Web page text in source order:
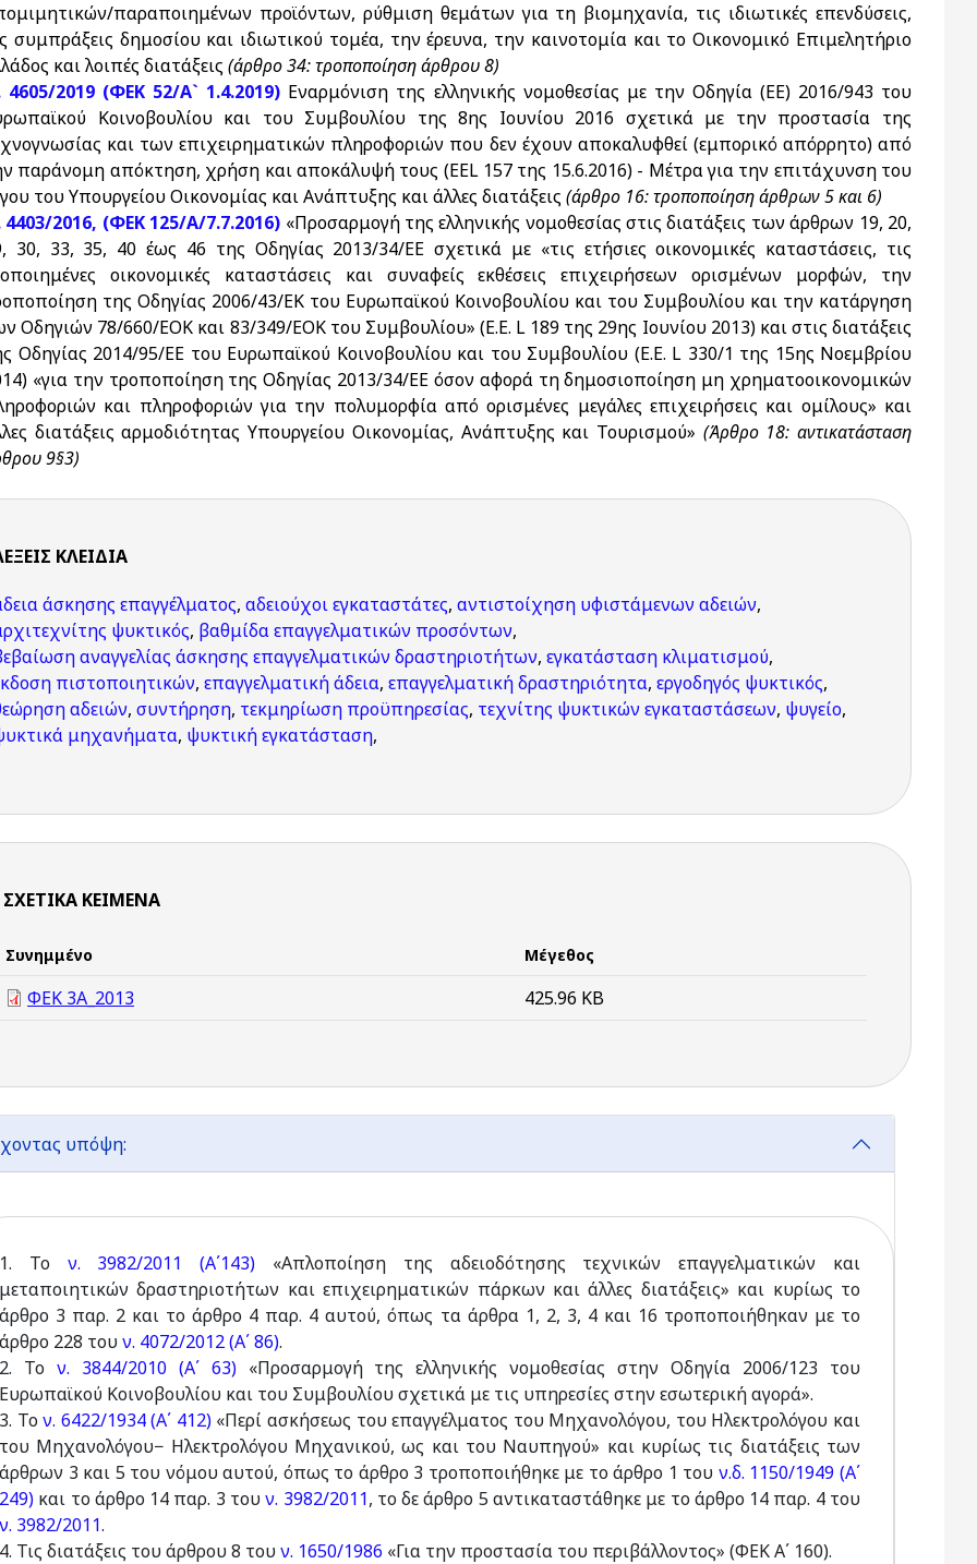
παραποιημένων προϊόντων, ρύθμιση θεμάτων για τη βιομηχανία, τις ιδιωτικές επενδύσεις,
συμπράξεις δημοσίου και ιδιωτικού τομέα, την έρευνα, την καινοτομία και το Οικονομικό Επιμελητήριο
και λοιπές διατάξεις (άρθρο 34: τροποποίηση άρθρου 8)
4605/2019 (ΦΕΚ 52/Α` 1.4.2019) Εναρμόνιση της ελληνικής νομοθεσίας με την Οδηγία (ΕΕ) 2016/943 του
Κοινοβουλίου και του Συμβουλίου της 8ης Ιουνίου 2016 σχετικά με την προστασία της
και των επιχειρηματικών πληροφοριών που δεν έχουν αποκαλυφθεί (εμπορικό απόρρητο) από
παράνομη απόκτηση, χρήση και αποκάλυψή τους (EEL 157 της 15.6.2016) - Μέτρα για την επιτάχυνση του
του Υπουργείου Οικονομίας και Ανάπτυξης και άλλες διατάξεις (άρθρο 16: τροποποίηση άρθρων 5 και 6)
4403/2016, (ΦΕΚ 125/Α/7.7.2016) «Προσαρμογή της ελληνικής νομοθεσίας στις διατάξεις των άρθρων 19, 20,
30, 33, 35, 40 έως 46 της Οδηγίας 2013/34/ΕΕ σχετικά με «τις ετήσιες οικονομικές καταστάσεις, τις
οικονομικές καταστάσεις και συναφείς εκθέσεις επιχειρήσεων ορισμένων μορφών, την
της Οδηγίας 2006/43/ΕΚ του Ευρωπαϊκού Κοινοβουλίου και του Συμβουλίου και την κατάργηση
Οδηγιών 78/660/EOK και 83/349/ΕΟΚ του Συμβουλίου» (Ε.Ε. L 189 της 29ης Ιουνίου 2013) και στις διατάξεις
Οδηγίας 2014/95/ΕΕ του Ευρωπαϊκού Κοινοβουλίου και του Συμβουλίου (Ε.Ε. L 330/1 της 15ης Νοεμβρίου
«για την τροποποίηση της Οδηγίας 2013/34/ΕΕ όσον αφορά τη δημοσιοποίηση μη χρηματοοικονομικών
και πληροφοριών για την πολυμορφία από ορισμένες μεγάλες επιχειρήσεις και ομίλους» και
διατάξεις αρμοδιότητας Υπουργείου Οικονομίας, Ανάπτυξης και Τουρισμού» (Άρθρο 18: αντικατάσταση
9§3)
KΛΕΙΔΙΆ
άσκησης επαγγέλματος, αδειούχοι εγκαταστάτες, αντιστοίχηση υφιστάμενων αδειών,
ψυκτικός, βαθμίδα επαγγελματικών προσόντων,
αναγγελίας άσκησης επαγγελματικών δραστηριοτήτων, εγκατάσταση κλιματισμού,
πιστοποιητικών, επαγγελματική άδεια, επαγγελματική δραστηριότητα, εργοδηγός ψυκτικός,
αδειών, συντήρηση, τεκμηρίωση προϋπηρεσίας, τεχνίτης ψυκτικών εγκαταστάσεων, ψυγείο,
μηχανήματα, ψυκτική εγκατάσταση,
ΣΧΕΤΙΚΆ ΚΕΊΜΕΝΑ
Συνημμένο Μέγεθος
ΦΕΚ 3Α_2013 425.96 KB
υπόψη:
1. Το ν. 3982/2011 (Α΄143) «Απλοποίηση της αδειοδότησης τεχνικών επαγγελματικών και
μεταποιητικών δραστηριοτήτων και επιχειρηματικών πάρκων και άλλες διατάξεις» και κυρίως το
άρθρο 3 παρ. 2 και το άρθρο 4 παρ. 4 αυτού, όπως τα άρθρα 1, 2, 3, 4 και 16 τροποποιήθηκαν με το
άρθρο 228 του ν. 4072/2012 (Α΄ 86).
2. Το ν. 3844/2010 (Α΄ 63)«Προσαρμογή της ελληνικής νομοθεσίας στην Οδηγία 2006/123 του
Ευρωπαϊκού Κοινοβουλίου και του Συμβουλίου σχετικά με τις υπηρεσίες στην εσωτερική αγορά».
3. Τον. 6422/1934 (Α΄ 412)«Περί ασκήσεως του επαγγέλματος του Μηχανολόγου, του Ηλεκτρολόγου και
του Μηχανολόγου− Ηλεκτρολόγου Μηχανικού, ως και του Ναυπηγού» και κυρίως τις διατάξεις των
άρθρων 3 και 5 του νόμου αυτού, όπως το άρθρο 3 τροποποιήθηκε με το άρθρο 1 του ν.δ. 1150/1949 (Α΄
249) και το άρθρο 14 παρ. 3 τουν. 3982/2011, το δε άρθρο 5 αντικαταστάθηκε με το άρθρο 14 παρ. 4 του
ν. 3982/2011.
4. Τις διατάξεις του άρθρου 8 του ν. 1650/1986 «Για την προστασία του περιβάλλοντος» (ΦΕΚ Α΄ 160).